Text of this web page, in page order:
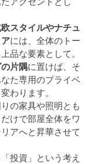
スタイルやナチュ
には、全体のトー
品な要素として。
片隅に置けば、そ
た専用のプライベ
わります。
の家具や照明とも
けで部屋全体をワ
アへと昇華させて
投資」という考え